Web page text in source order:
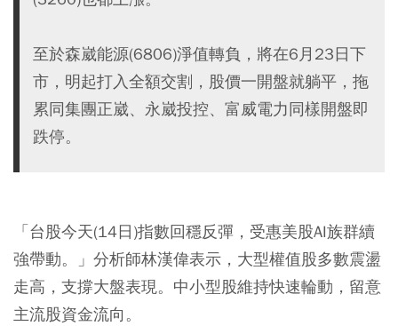
至於森崴能源(6806)淨值轉負，將在6月23日下
市，明起打入全額交割，股價一開盤就躺平，拖
累同集團正崴、永崴投控、富威電力同樣開盤即
跌停。
「台股今天(14日)指數回穩反彈，受惠美股AI族群續
強帶動。」分析師林漢偉表示，大型權值股多數震盪
走高，支撐大盤表現。中小型股維持快速輪動，留意
主流股資金流向。